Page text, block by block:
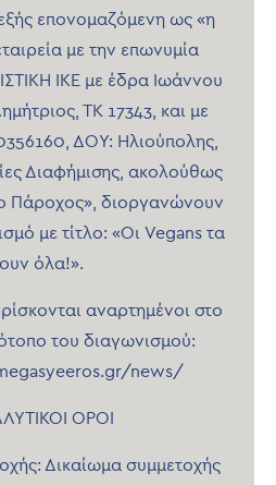
επονομαζόμενη ως «η
με την επωνυμία
ΙΚΕ με έδρα Ιωάννου
ΤΚ 17343, και με
ΔΟΥ: Ηλιούπολης,
Διαφήμισης, ακολούθως
Πάροχος», διοργανώνουν
με τίτλο: «Οι Vegans τα
όλα!».
αναρτημένοι στο
του διαγωνισμού:
news/
ΟΡΟΙ
Δικαίωμα συμμετοχής